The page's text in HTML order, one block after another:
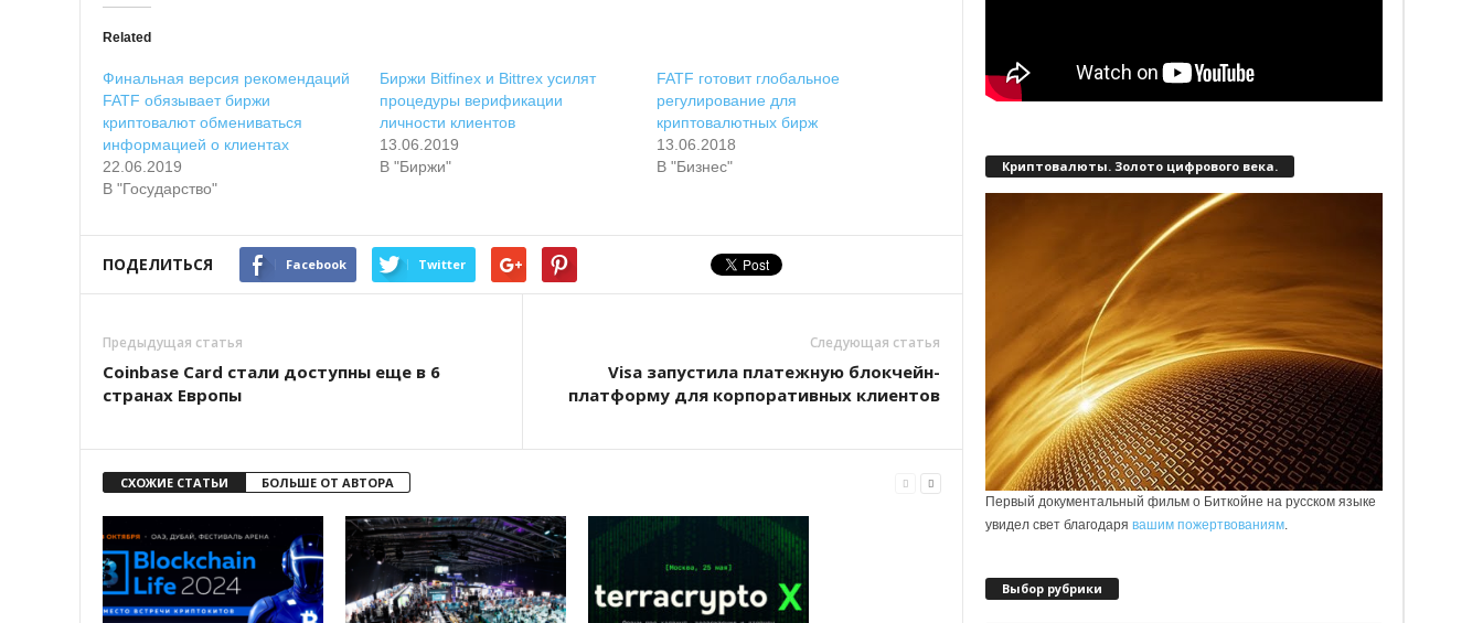
Related
Финальная версия рекомендаций
FATF обязывает биржи
криптовалют обмениваться
информацией о клиентах
22.06.2019
В "Государство"
Биржи Bitfinex и Bittrex усилят
процедуры верификации
личности клиентов
13.06.2019
В "Биржи"
FATF готовит глобальное
регулирование для
криптовалютных бирж
13.06.2018
В "Бизнес"
ПОДЕЛИТЬСЯ Facebook Twitter
Предыдущая статья
Coinbase Card стали доступны еще в 6
странах Европы
Следующая статья
Visa запустила платежную блокчейн-
платформу для корпоративных клиентов
СХОЖИЕ СТАТЬИ БОЛЬШЕ ОТ АВТОРА
Криптовалюты. Золото цифрового века.
Первый документальный фильм о Биткойне на русском языке
увидел свет благодарявашим пожертвованиям
Выбор рубрики